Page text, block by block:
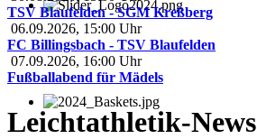
TSV Blaufelden - SGM Kreßberg
06.09.2026, 15:00 Uhr
FC Billingsbach - TSV Blaufelden
07.09.2026, 16:00 Uhr
Fußballabend für Mädels
Leichtathletik-News